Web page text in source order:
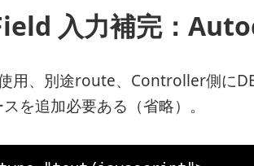
入力補完：
用、別途route、Controller側に
を追加必要ある（省略）。